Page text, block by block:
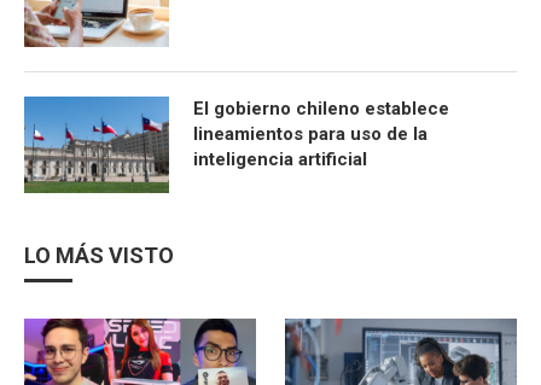
El gobierno chileno establece
lineamientos para uso de la
inteligencia artificial
LO MÁS VISTO